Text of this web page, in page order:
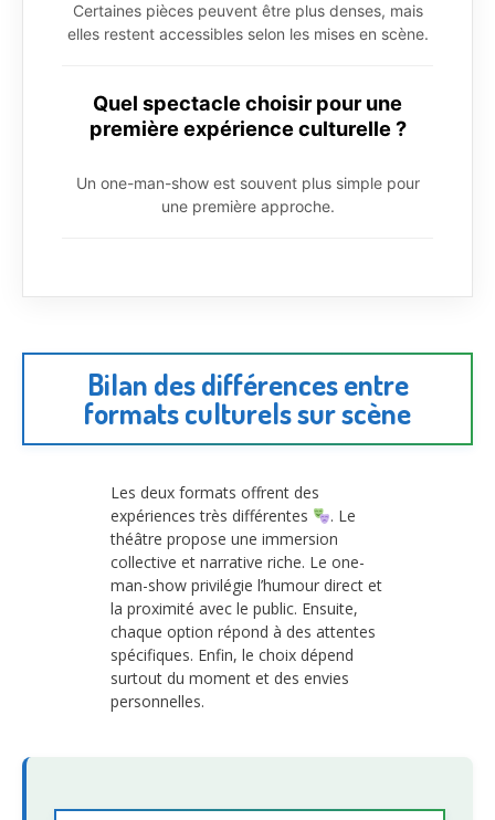
Certaines pièces peuvent être plus denses, mais
elles restent accessibles selon les mises en scène.
Quel spectacle choisir pour une
première expérience culturelle ?
Un one-man-show est souvent plus simple pour
une première approche.
Bilan des différences entre
formats culturels sur scène
Les deux formats offrent des
expériences très différentes
. Le
théâtre propose une immersion
collective et narrative riche. Le one-
man-show privilégie l’humour direct et
la proximité avec le public. Ensuite,
chaque option répond à des attentes
spécifiques. Enfin, le choix dépend
surtout du moment et des envies
personnelles.